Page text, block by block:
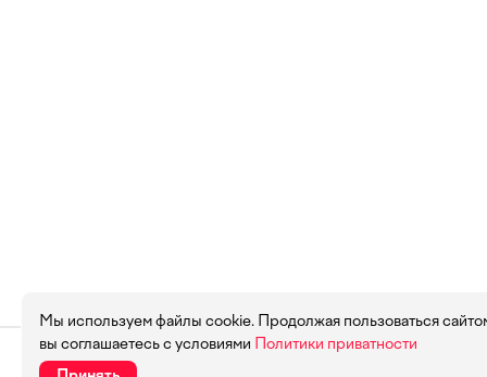
Мы используем файлы cookie. Продолжая пользоваться
вы соглашаетесь с условиями Политики приватности